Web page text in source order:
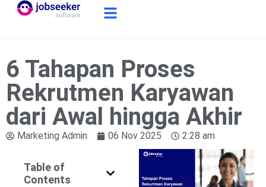
6 Tahapan Proses
Rekrutmen Karyawan
dari Awal hingga Akhir
Marketing Admin 06 Nov 2025 2:28 am
Table of
Contents